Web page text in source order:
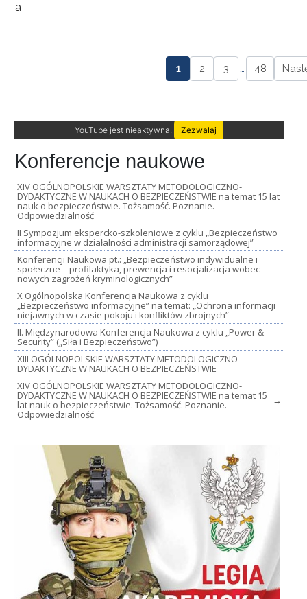
a
1 2 3 … 48
YouTube jest nieaktywna. Zezwalaj
Konferencje naukowe
XIV OGÓLNOPOLSKIE WARSZTATY METODOLOGICZNO-
DYDAKTYCZNE W NAUKACH O BEZPIECZEŃSTWIE na temat 15 lat
nauk o bezpieczeństwie. Tożsamość. Poznanie.
Odpowiedzialność
II Sympozjum ekspercko-szkoleniowe z cyklu „Bezpieczeństwo
informacyjne w działalności administracji samorządowej”
Konferencji Naukowa pt.: „Bezpieczeństwo indywidualne i
społeczne – profilaktyka, prewencja i resocjalizacja wobec
nowych zagrożeń kryminologicznych”
X Ogólnopolska Konferencja Naukowa z cyklu
„Bezpieczeństwo informacyjne” na temat: „Ochrona informacji
niejawnych w czasie pokoju i konfliktów zbrojnych”
II. Międzynarodowa Konferencja Naukowa z cyklu „Power &
Security” („Siła i Bezpieczeństwo”)
XIII OGÓLNOPOLSKIE WARSZTATY METODOLOGICZNO-
DYDAKTYCZNE W NAUKACH O BEZPIECZEŃSTWIE
XIV OGÓLNOPOLSKIE WARSZTATY METODOLOGICZNO-
DYDAKTYCZNE W NAUKACH O BEZPIECZEŃSTWIE na temat 15
lat nauk o bezpieczeństwie. Tożsamość. Poznanie.
Odpowiedzialność
→